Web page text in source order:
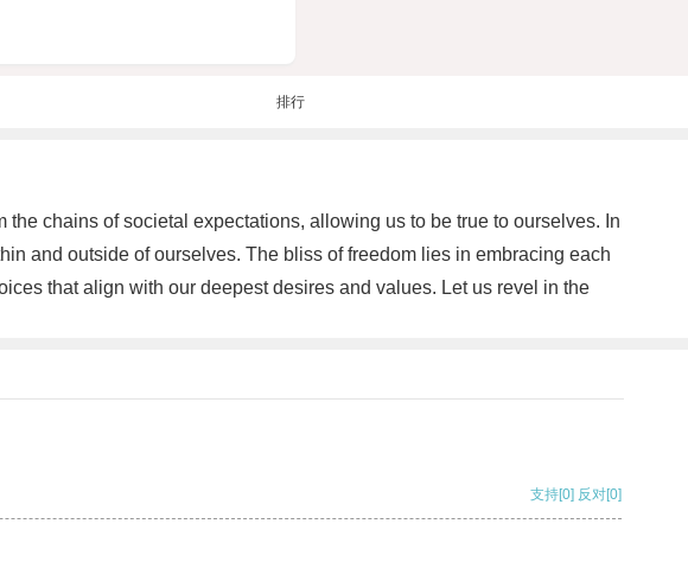
排行
chains of societal expectations, allowing us to be true to ourselves. In
and outside of ourselves. The bliss of freedom lies in embracing each
that align with our deepest desires and values. Let us revel in the
支持[0] 反对[0]